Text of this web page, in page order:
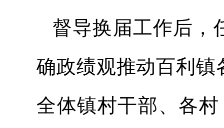
督导换届工作后，
确政绩观推动百利镇
全体镇村干部、各